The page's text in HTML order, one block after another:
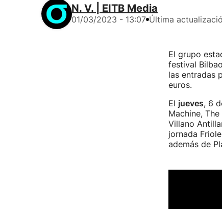
N. V. | EITB Media
01/03/2023 - 13:07 Última
El grupo
festival
las entradas
euros.
El jueves, 6
Machine,
Villano
jornada
además de